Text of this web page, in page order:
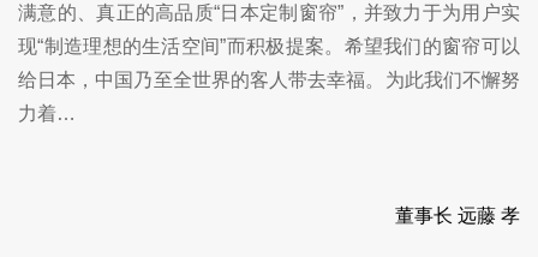
满意的、真正的高品质“日本定制窗帘”，并致力于为用户实
现“制造理想的生活空间”而积极提案。希望我们的窗帘可以
给日本，中国乃至全世界的客人带去幸福。为此我们不懈努
力着…
董事长 远藤 孝